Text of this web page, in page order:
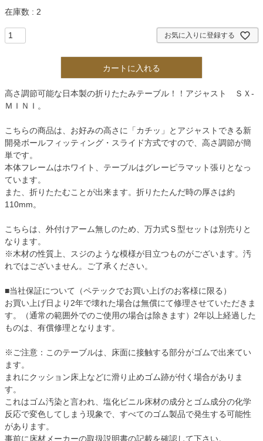
在庫数 2
お気に入りに登録する
カートに入れる
高さ調節可能な日本製の折りたたみテーブル！！アジャスト ＳＸ-
ＭＩＮＩ。
こちらの商品は、お好みの高さに「カチッ」とアジャストできる新
開発ボールフィッティング・スライド方式ですので、高さ調節が簡
単です。
本体フレームはホワイト、テーブルはグレーピラマット張りとなっ
ています。
また、折りたたむことが出来ます。折りたたんだ時の厚さは約
110mm。
こちらは、外付けアーム無しのため、万力式Ｓ型セットは別売りと
なります。
※木材の性質上、スジのような模様が目立つものがございます。汚
れではございません。ご了承ください。
■当社保証について（ペテックでお買い上げのお客様に限る）
お買い上げ日より2年で壊れた場合は無償にて修理させていただきま
す。（通常の範囲外でのご使用の場合は除きます）2年以上経過した
ものは、有償修理となります。
※ご注意：このテーブルは、床面に接触する部分がゴムで出来てい
ます。
まれにクッション床上などに滑り止めゴム跡が付く場合がありま
す。
これはゴム汚染と言われ、塩化ビニル床材の成分とゴム成分の化学
反応で変色してしまう現象で、すべてのゴム製品で発生する可能性
があります。
事前に床材メーカーの取扱説明書の記載を確認して下さい。